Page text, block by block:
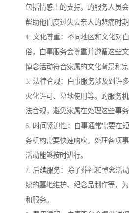
包括情感上的支持。的服务人员会
帮助他们度过失去亲人的悲痛时期
4. 文化尊重：不同地区和文化对
俗，白事服务会尊重并遵循这些
悼念活动符合家属的文化背景和宗
5. 法律合规：白事服务涉及到许
火化许可、墓地使用等。的服务
法合规，避免家属在处理这些事务
6. 时间紧迫性：白事通常需要在
务机构需要快速响应，处理各项
活动能够按时进行。
7. 后续服务：除了葬礼和悼念活
续的墓地维护、纪念品制作等，
和服务。